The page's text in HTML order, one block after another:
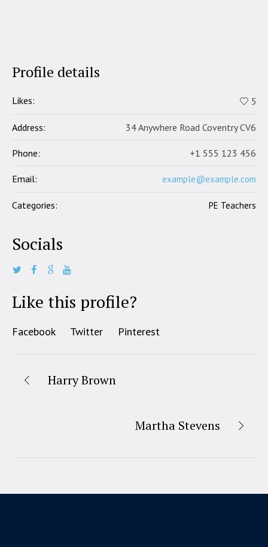
Profile details
Likes: 5
Address: 34 Anywhere Road Coventry CV6
Phone: +1 555 123 456
Email: example@example.com
Categories: PE Teachers
Socials
Like this profile?
Facebook Twitter Pinterest
Harry Brown
Martha Stevens